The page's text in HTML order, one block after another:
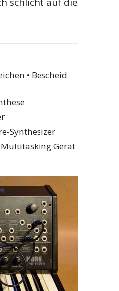
• Bescheid
Synthesizer
Gerät